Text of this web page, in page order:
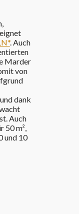
. Auch
Marder
von
dank
Auch
m²,
und 10